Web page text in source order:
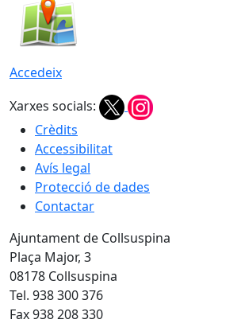
Accedeix
Xarxes socials:
Crèdits
Accessibilitat
Avís legal
Protecció de dades
Contactar
Ajuntament de Collsuspina
Plaça Major, 3
08178 Collsuspina
Tel. 938 300 376
Fax 938 208 330